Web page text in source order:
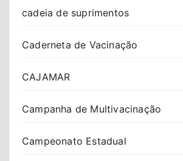
cadeia de suprimentos
Caderneta de Vacinação
CAJAMAR
Campanha de Multivacinação
Campeonato Estadual